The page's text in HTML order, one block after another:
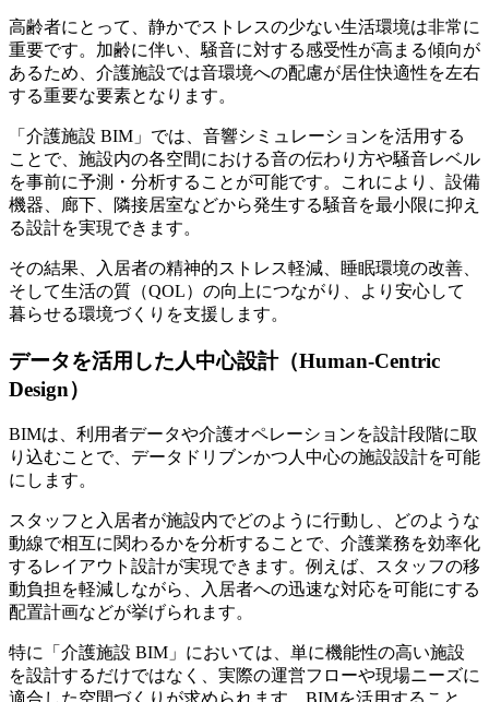
高齢者にとって、静かでストレスの少ない生活環境は非常に
重要です。加齢に伴い、騒音に対する感受性が高まる傾向が
あるため、介護施設では音環境への配慮が居住快適性を左右
する重要な要素となります。
「介護施設 BIM」では、音響シミュレーションを活用する
ことで、施設内の各空間における音の伝わり方や騒音レベル
を事前に予測・分析することが可能です。これにより、設備
機器、廊下、隣接居室などから発生する騒音を最小限に抑え
る設計を実現できます。
その結果、入居者の精神的ストレス軽減、睡眠環境の改善、
そして生活の質（QOL）の向上につながり、より安心して
暮らせる環境づくりを支援します。
データを活用した人中心設計（Human-Centric
Design）
BIMは、利用者データや介護オペレーションを設計段階に取
り込むことで、データドリブンかつ人中心の施設設計を可能
にします。
スタッフと入居者が施設内でどのように行動し、どのような
動線で相互に関わるかを分析することで、介護業務を効率化
するレイアウト設計が実現できます。例えば、スタッフの移
動負担を軽減しながら、入居者への迅速な対応を可能にする
配置計画などが挙げられます。
特に「介護施設 BIM」においては、単に機能性の高い施設
を設計するだけではなく、実際の運営フローや現場ニーズに